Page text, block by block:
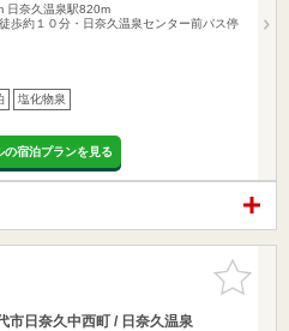
日奈久温泉駅820m
歩約１０分・日奈久温泉センター前バス停
塩化物泉
の宿泊プランを見る
お気に入
りに追加
市日奈久中西町 / 日奈久温泉